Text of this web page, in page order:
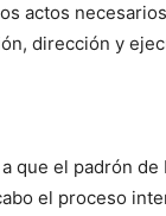
actos
dirección y
que el padrón
el proceso